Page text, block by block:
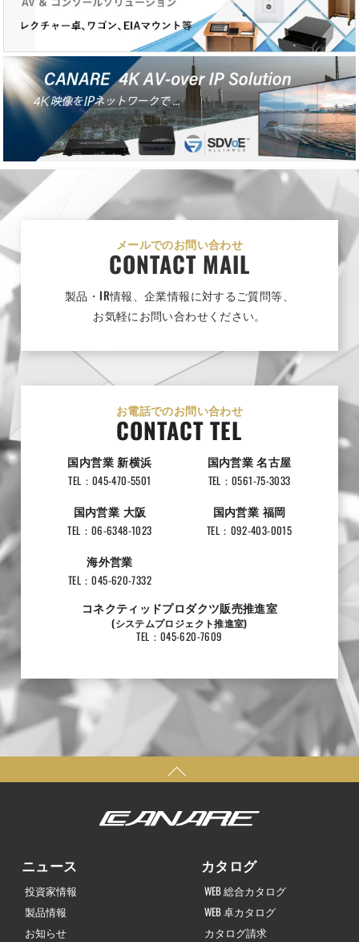
メールでのお問い合わせ
CONTACT MAIL
製品・IR情報、企業情報に対するご質問等、
お気軽にお問い合わせください。
お電話でのお問い合わせ
CONTACT TEL
国内営業 新横浜
TEL：045-470-5501
国内営業 名古屋
TEL：0561-75-3033
国内営業 大阪
TEL：06-6348-1023
国内営業 福岡
TEL：092-403-0015
海外営業
TEL：045-620-7332
コネクティッドプロダクツ販売推進室
(システムプロジェクト推進室)
TEL：045-620-7609
ニュース
投資家情報
製品情報
お知らせ
カタログ
WEB 総合カタログ
WEB 卓カタログ
カタログ請求
ウォッチリスト